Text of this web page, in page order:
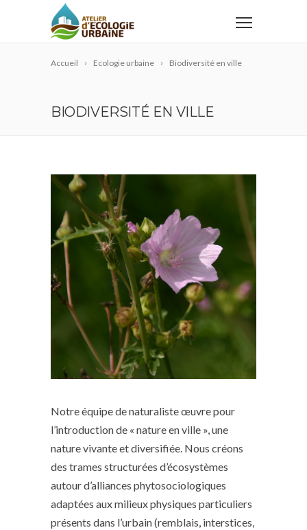
Accueil Ecologie urbaine Biodiversité en ville
BIODIVERSITÉ EN VILLE
Notre équipe de naturaliste œuvre pour
l’introduction de « nature en ville », une
nature vivante et diversifiée. Nous créons
des trames structurées d’écosystèmes
autour d’alliances phytosociologiques
adaptées aux milieux physiques particuliers
présents dans l’urbain (remblais, interstices,